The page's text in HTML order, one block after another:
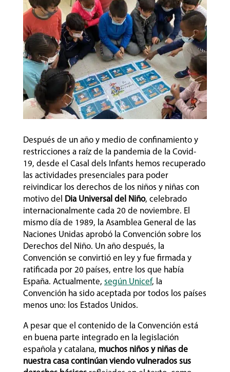
Después de un año y medio de confinamiento y
restricciones a raíz de la pandemia de la Covid-
19, desde el Casal dels Infants hemos recuperado
las actividades presenciales para poder
reivindicar los derechos de los niños y niñas con
motivo del Dia Universal del Niño, celebrado
internacionalmente cada 20 de noviembre. El
mismo día de 1989, la Asamblea General de las
Naciones Unidas aprobó la Convención sobre los
Derechos del Niño. Un año después, la
Convención se convirtió en ley y fue firmada y
ratificada por 20 países, entre los que había
España. Actualmente, según Unicef, la
Convención ha sido aceptada por todos los países
menos uno: los Estados Unidos.
A pesar que el contenido de la Convención está
en buena parte integrado en la legislación
española y catalana, muchos niños y niñas de
nuestra casa continúan viendo vulnerados sus